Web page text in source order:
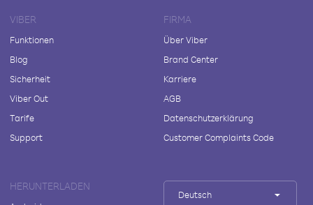
VIBER
Funktionen
Blog
Sicherheit
Viber Out
Tarife
Support
FIRMA
Über Viber
Brand Center
Karriere
AGB
Datenschutzerklärung
Customer Complaints Code
HERUNTERLADEN
Deutsch